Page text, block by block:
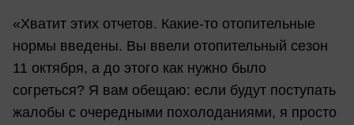
«Хватит этих отчетов. Какие-то отопительные
нормы введены. Вы ввели отопительный сезон
11 октября, а до этого как нужно было
согреться? Я вам обещаю: если будут поступать
жалобы с очередными похолоданиями, я просто